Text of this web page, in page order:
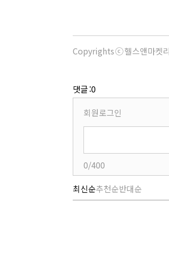
Copyrights ⓒ 헬스앤마켓
댓글 :0
회원로그인
0/400
최신순추천순반대순